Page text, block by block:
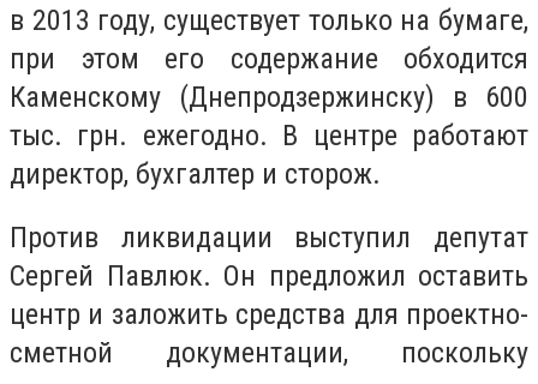
в 2013 году, существует только на бумаге,
при этом его содержание обходится
Каменскому (Днепродзержинску) в 600
тыс. грн. ежегодно. В центре работают
директор, бухгалтер и сторож.
Против ликвидации выступил депутат
Сергей Павлюк. Он предложил оставить
центр и заложить средства для проектно-
сметной документации, поскольку